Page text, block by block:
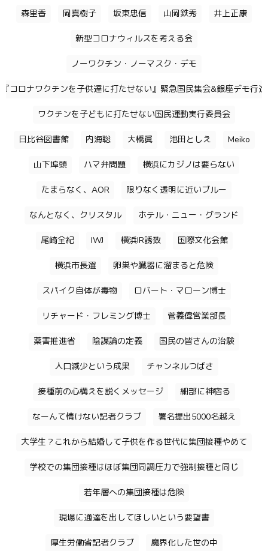
森里香 岡真樹子 坂東忠信 山岡鉄秀 井上正康
新型コロナウィルスを考える会
ノーワクチン・ノーマスク・デモ
『コロナワクチンを子供達に打たせない』緊急国民集会&銀座デモ行進
ワクチンを子どもに打たせない国民運動実行委員会
日比谷図書館 内海聡 大橋眞 池田としえ Meiko
山下埠頭 ハマ弁問題 横浜にカジノは要らない
たまらなく、AOR 限りなく透明に近いブルー
なんとなく、クリスタル ホテル・ニュー・グランド
尾崎全紀 IWJ 横浜IR誘致 国際文化会館
横浜市長選 卵巣や臓器に溜まると危険
スパイク自体が毒物 ロバート・マローン博士
リチャード・フレミング博士 菅義偉営業部長
薬害推進省 陰謀論の定義 国民の皆さんの治験
人口減少という成果 チャンネルつばさ
接種前の心構えを説くメッセージ 細部に神宿る
なーんて情けない記者クラブ 署名提出5000名越え
大学生？これから結婚して子供を作る世代に集団接種やめて
学校での集団接種はほぼ集団同調圧力で強制接種と同じ
若年層への集団接種は危険
現場に通達を出してほしいという要望書
厚生労働省記者クラブ 魔界化した世の中